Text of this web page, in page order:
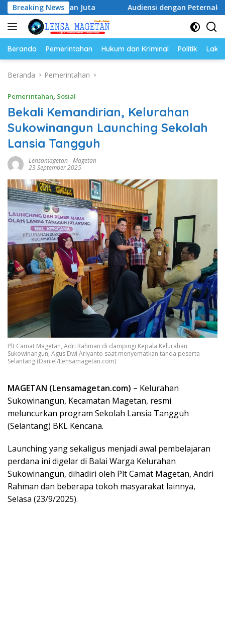
Langsung
ke
konten
Breaking News
Juta Audiensi dengan Peternak Petelur
Beranda Pemerintahan Hukum dan Kriminal Politik
Beranda Pemerintahan
Pemerintahan, Sosial
Bekali Kemandirian, Kelurahan
Sukowinangun Launching Sekolah
Lansia Tangguh
Lensamagetan-Magetan
23 September 2025
Plt Camat Magetan, Adri Rahman di dampingi Kepala Kelurahan
Sukowinangun, Agus Dwi Ariyanto saat menyematkan tanda peserta
Selantang.(Daniel/Lensamagetan.com)
MAGETAN (Lensamagetan.com) – Kelurahan
Sukowinangun, Kecamatan Magetan, resmi
meluncurkan program Sekolah Lansia Tangguh
(Selantang) BKL Kencana.
Launching yang sekaligus menjadi awal pembelajaran
perdana ini digelar di Balai Warga Kelurahan
Sukowinangun, dihadiri oleh Plt Camat Magetan, Andri
Rahman dan beberapa tokoh masyarakat lainnya,
Selasa (23/9/2025).